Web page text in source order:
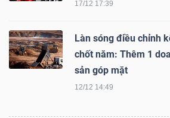
17/12 17:39
Làn sóng điều chỉnh
chốt năm: Thêm 1
sản góp mặt
12/12 14:49
CÔNG